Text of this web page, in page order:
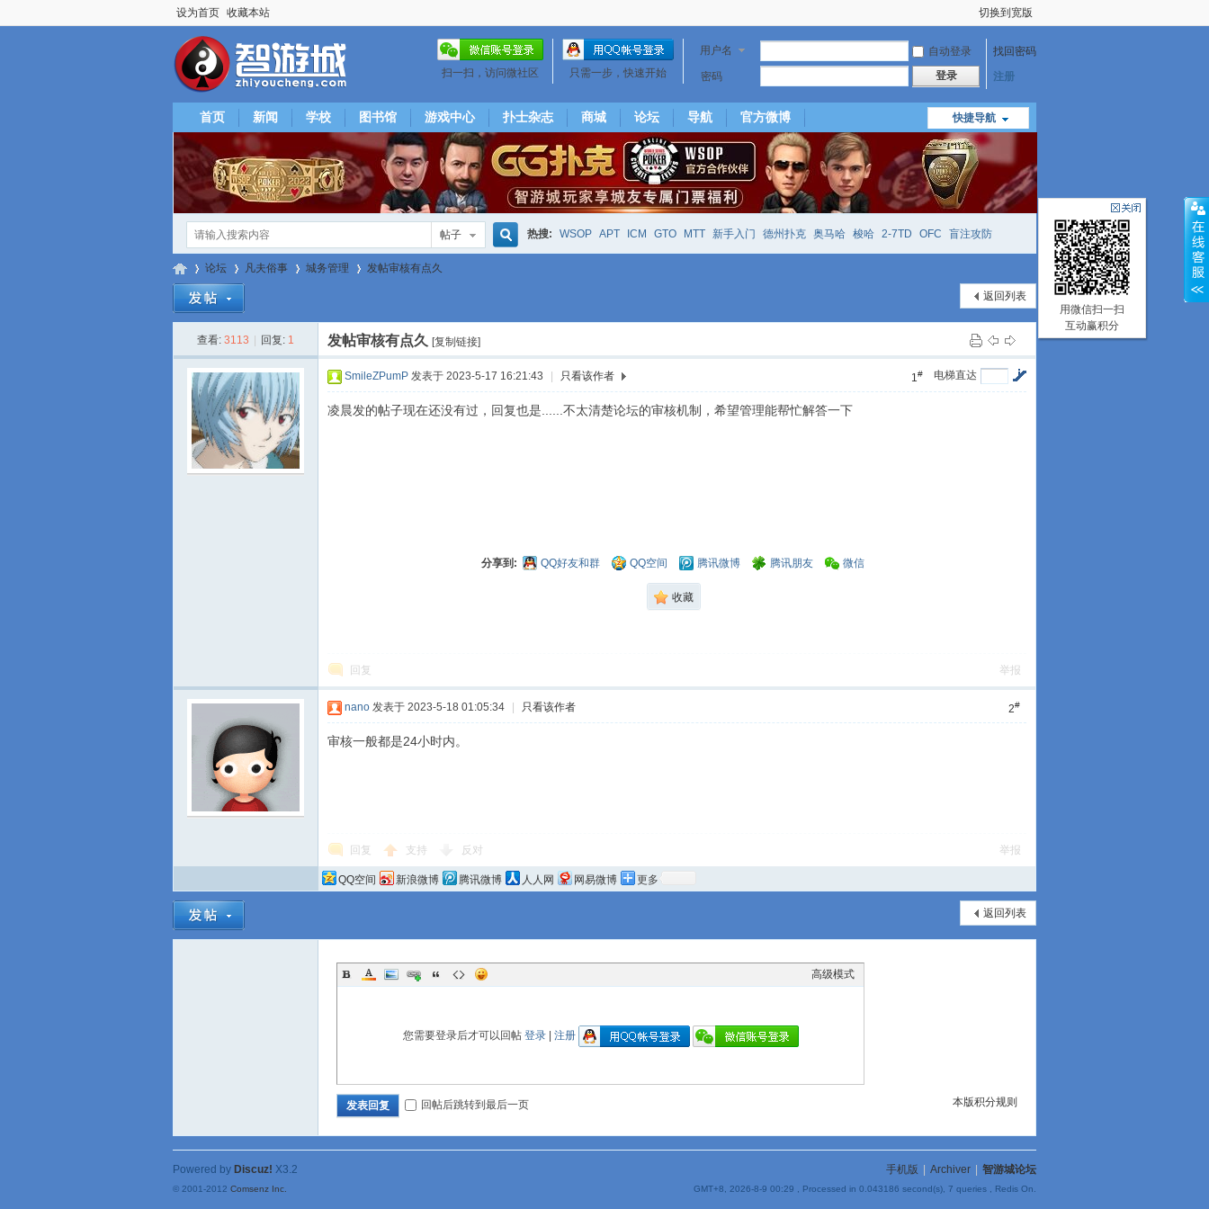
设为首页 收藏本站 切换到宽版
用户名 自动登录
找回密码
密码
登录 注册
只需一步，快速开始
扫一扫，访问微社区
快捷导航
首页 新闻 学校 图书馆 游戏中心 扑士杂志 商城 论坛 导航 官方微博
帖子 热搜: WSOP APT ICM GTO MTT 新手入门 德州扑克 奥马哈 梭哈 2-7TD OFC 盲注攻防
论坛
›
凡夫俗事
›
城务管理
›
发帖审核有点久
返回列表
查看: 3113 回复: 1 发帖审核有点久 [复制链接]
电梯直达
1#
SmileZPumP 发表于 2023-5-17 16:21:43 只看该作者
凌晨发的帖子现在还没有过，回复也是......不太清楚论坛的审核机制，希望管理能帮忙解答一下
分享到: QQ好友和群 QQ空间 腾讯微博 腾讯朋友 微信
收藏
回复 举报
2#
nano 发表于 2023-5-18 01:05:34 只看该作者
审核一般都是24小时内。
回复 支持 反对 举报
QQ空间 新浪微博 腾讯微博 人人网 网易微博 更多
返回列表
高级模式
您需要登录后才可以回帖 登录| 注册
本版积分规则
发表回复 回帖后跳转到最后一页
用微信扫一扫
互动赢积分
手机版 Archiver 智游城论坛
GMT+8, 2026-8-9 00:29 , Processed in 0.043186 second(s), 7 queries , Redis On.
Powered by Discuz! X3.2
© 2001-2012 Comsenz Inc.